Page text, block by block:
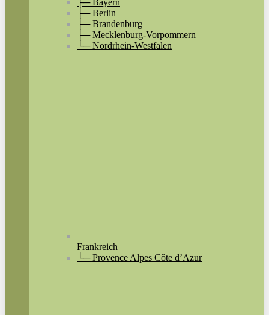
├─ Bayern
├─ Berlin
├─ Brandenburg
├─ Mecklenburg-Vorpommern
└─ Nordrhein-Westfalen
Frankreich
└─ Provence Alpes Côte d’Azur